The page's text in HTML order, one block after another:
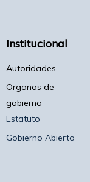
Institucional
Autoridades
Organos de
gobierno
Estatuto
Gobierno Abierto